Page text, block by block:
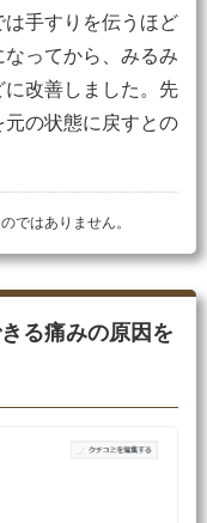
手すりを伝うほど
ってから、みるみ
改善しました。先
の状態に戻すとの
ではありません。
る痛みの原因を